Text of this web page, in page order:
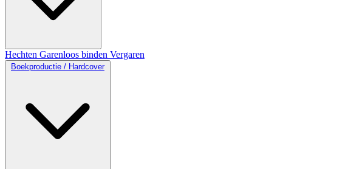
Hechten Garenloos binden Vergaren
Boekproductie / Hardcover